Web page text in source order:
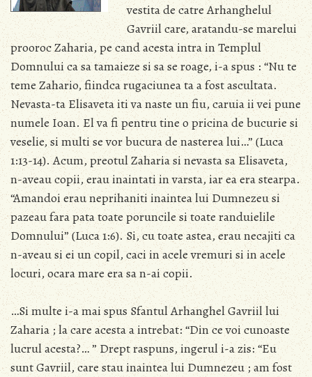
vestita de catre Arhanghelul
Gavriil care, aratandu-se marelui
prooroc Zaharia, pe cand acesta intra in Templul
Domnului ca sa tamaieze si sa se roage, i-a spus : “Nu te
teme Zahario, fiindca rugaciunea ta a fost ascultata.
Nevasta-ta Elisaveta iti va naste un fiu, caruia ii vei pune
numele Ioan. El va fi pentru tine o pricina de bucurie si
veselie, si multi se vor bucura de nasterea lui…” (Luca
1:13-14). Acum, preotul Zaharia si nevasta sa Elisaveta,
n-aveau copii, erau inaintati in varsta, iar ea era stearpa.
“Amandoi erau neprihaniti inaintea lui Dumnezeu si
pazeau fara pata toate poruncile si toate randuielile
Domnului” (Luca 1:6). Si, cu toate astea, erau necajiti ca
n-aveau si ei un copil, caci in acele vremuri si in acele
locuri, ocara mare era sa n-ai copii.
…Si multe i-a mai spus Sfantul Arhanghel Gavriil lui
Zaharia ; la care acesta a intrebat: “Din ce voi cunoaste
lucrul acesta?… ” Drept raspuns, ingerul i-a zis: “Eu
sunt Gavriil, care stau inaintea lui Dumnezeu ; am fost